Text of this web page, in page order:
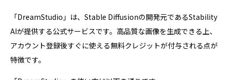
「DreamStudio」は、Stable Diffusionの開発元であるStability
AIが提供する公式サービスです。高品質な画像を生成できる上、
アカウント登録後すぐに使える無料クレジットが付与される点が
特徴です。